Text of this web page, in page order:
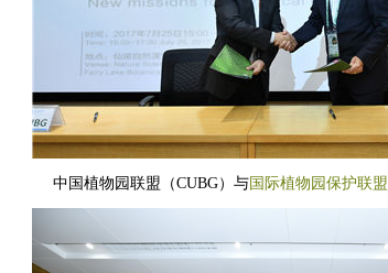
中国植物园联盟（CUBG）与国际植物园保护联盟